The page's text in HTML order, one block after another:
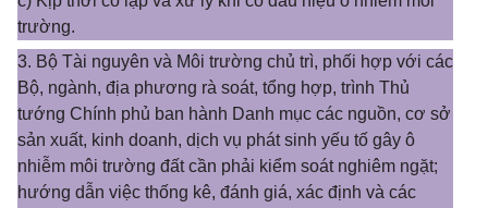
trường.
3. Bộ Tài nguyên và Môi trường chủ trì, phối hợp với các
Bộ, ngành, địa phương rà soát, tổng hợp, trình Thủ
tướng Chính phủ ban hành Danh mục các nguồn, cơ sở
sản xuất, kinh doanh, dịch vụ phát sinh yếu tố gây ô
nhiễm môi trường đất cần phải kiểm soát nghiêm ngặt;
hướng dẫn việc thống kê, đánh giá, xác định và các